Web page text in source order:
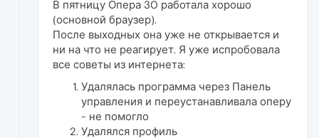
В пятницу Опера 30 работала хорошо
(основной браузер).
После выходных она уже не открывается и
ни на что не реагирует. Я уже испробовала
все советы из интернета:
Удалялась программа через Панель
управления и переустанавливала оперу
- не помогло
Удалялся профиль